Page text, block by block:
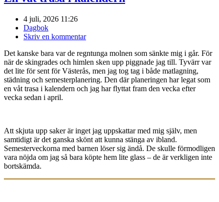
4 juli, 2026 11:26
Dagbok
Skriv en kommentar
Det kanske bara var de regntunga molnen som sänkte mig i går. För
när de skingrades och himlen sken upp piggnade jag till. Tyvärr var
det lite för sent för Västerås, men jag tog tag i både matlagning,
städning och semesterplanering. Den där planeringen har legat som
en våt trasa i kalendern och jag har flyttat fram den vecka efter
vecka sedan i april.
Att skjuta upp saker är inget jag uppskattar med mig själv, men
samtidigt är det ganska skönt att kunna stänga av ibland.
Semesterveckorna med barnen löser sig ändå. De skulle förmodligen
vara nöjda om jag så bara köpte hem lite glass – de är verkligen inte
bortskämda.